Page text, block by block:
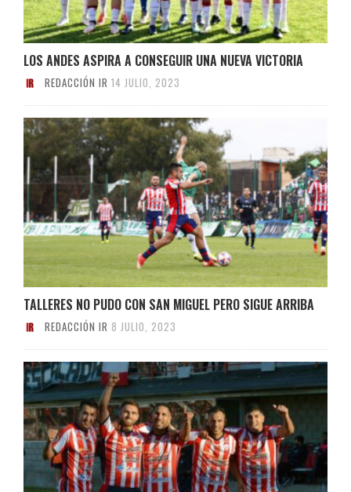
LOS ANDES ASPIRA A CONSEGUIR UNA NUEVA VICTORIA
REDACCIÓN IR 14 JULIO, 2023
TALLERES NO PUDO CON SAN MIGUEL PERO SIGUE ARRIBA
REDACCIÓN IR 8 JULIO, 2023